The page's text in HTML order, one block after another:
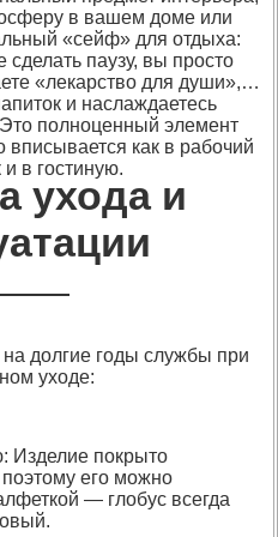
в вашем доме или
«сейф» для отдыха:
сделать паузу, вы просто
«лекарство для души»,
и наслаждаетесь
полноценный элемент
как в рабочий
и в гостиную.
ухода и
долгие годы службы при
уходе:
Изделие покрыто
его можно
— глобус всегда